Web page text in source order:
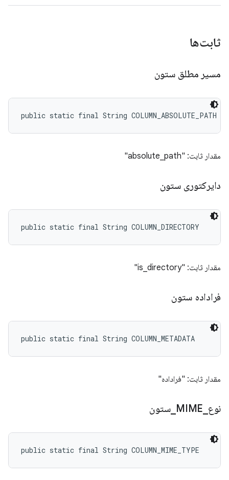
ثابت‌ها
مسیر مطلق ستون
public static final String COLUMN_ABSOLUTE_PATH
مقدار ثابت: "absolute_path"
دایرکتوری ستون
public static final String COLUMN_DIRECTORY
مقدار ثابت: "is_directory"
فراداده ستون
public static final String COLUMN_METADATA
مقدار ثابت: "فراداده"
نوع MIME ستون
public static final String COLUMN_MIME_TYPE